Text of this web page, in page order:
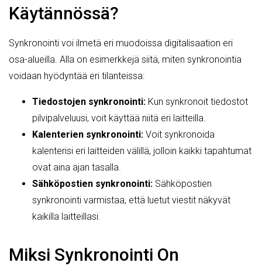
Käytännössä?
Synkronointi voi ilmetä eri muodoissa digitalisaation eri
osa-alueilla. Alla on esimerkkejä siitä, miten synkronointia
voidaan hyödyntää eri tilanteissa:
Tiedostojen synkronointi: Kun synkronoit tiedostot
pilvipalveluusi, voit käyttää niitä eri laitteilla.
Kalenterien synkronointi: Voit synkronoida
kalenterisi eri laitteiden välillä, jolloin kaikki tapahtumat
ovat aina ajan tasalla.
Sähköpostien synkronointi: Sähköpostien
synkronointi varmistaa, että luetut viestit näkyvät
kaikilla laitteillasi.
Miksi Synkronointi On